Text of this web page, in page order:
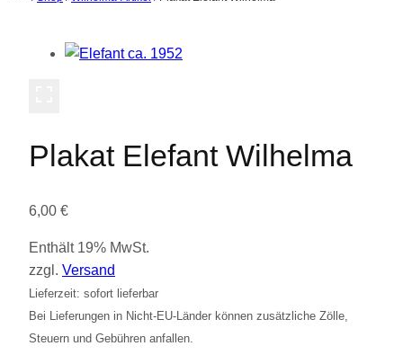
Plakat Elefant Wilhelma
6,00 €
Enthält 19% MwSt.
zzgl. Versand
Lieferzeit: sofort lieferbar
Bei Lieferungen in Nicht-EU-Länder können zusätzliche Zölle,
Steuern und Gebühren anfallen.